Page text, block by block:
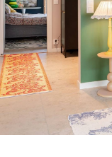
La Décoration Selon
Les Trouvailles Déco
Maison Appartement
Maison Container/
Maison Et
Petite Surface
Revue De Week End